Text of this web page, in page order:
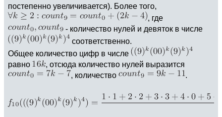
постепенно увеличивается). Более того,
, где
- количество нулей и девяток в числе
соответственно.
Общее количество цифр в числе
равно
, отсюда количество нулей выразится
, количество
.